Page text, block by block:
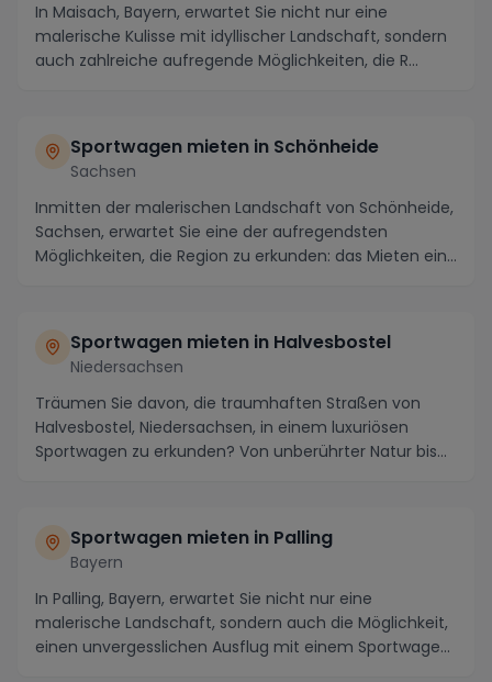
In Maisach, Bayern, erwartet Sie nicht nur eine
malerische Kulisse mit idyllischer Landschaft, sondern
auch zahlreiche aufregende Möglichkeiten, die R...
Sportwagen mieten in Schönheide
Sachsen
Inmitten der malerischen Landschaft von Schönheide,
Sachsen, erwartet Sie eine der aufregendsten
Möglichkeiten, die Region zu erkunden: das Mieten ein...
Sportwagen mieten in Halvesbostel
Niedersachsen
Träumen Sie davon, die traumhaften Straßen von
Halvesbostel, Niedersachsen, in einem luxuriösen
Sportwagen zu erkunden? Von unberührter Natur bis
Sportwagen mieten in Palling
Bayern
In Palling, Bayern, erwartet Sie nicht nur eine
malerische Landschaft, sondern auch die Möglichkeit,
einen unvergesslichen Ausflug mit einem Sportwage...